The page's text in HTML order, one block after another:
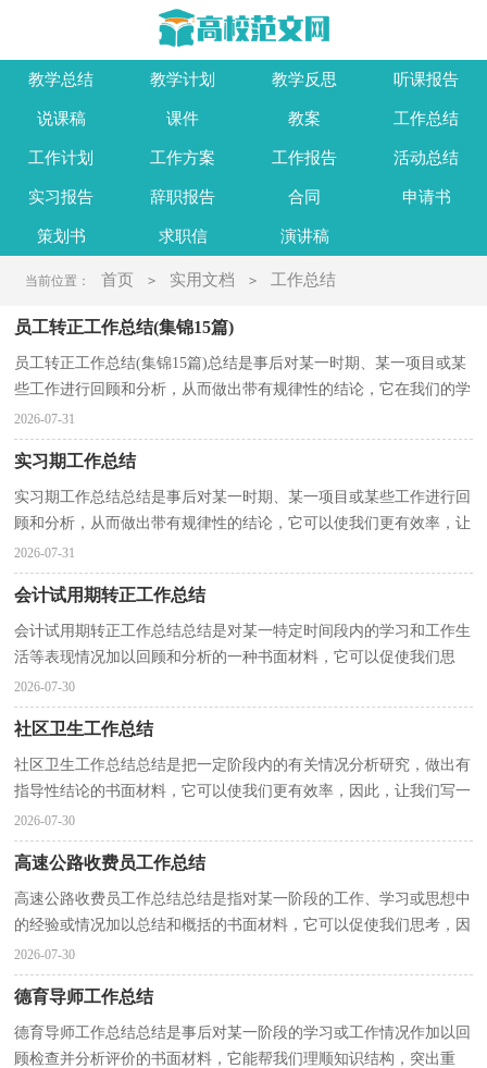
教学总结 教学计划 教学反思 听课报告
说课稿 课件 教案 工作总结
工作计划 工作方案 工作报告 活动总结
实习报告 辞职报告 合同 申请书
策划书 求职信 演讲稿
当前位置： 首页 > 实用文档 > 工作总结
员工转正工作总结(集锦15篇)
员工转正工作总结(集锦15篇)总结是事后对某一时期、某一项目或某
些工作进行回顾和分析，从而做出带有规律性的结论，它在我们的学
习、工作中起到呈上启下的作用，让我们一起认真地...
2026-07-31
实习期工作总结
实习期工作总结总结是事后对某一时期、某一项目或某些工作进行回
顾和分析，从而做出带有规律性的结论，它可以使我们更有效率，让
我们一起来学习写总结吧。如何把总结做到重点突出...
2026-07-31
会计试用期转正工作总结
会计试用期转正工作总结总结是对某一特定时间段内的学习和工作生
活等表现情况加以回顾和分析的一种书面材料，它可以促使我们思
考，不如静下心来好好写写总结吧。我们该怎么去写...
2026-07-30
社区卫生工作总结
社区卫生工作总结总结是把一定阶段内的有关情况分析研究，做出有
指导性结论的书面材料，它可以使我们更有效率，因此，让我们写一
份总结吧。你想知道总结怎么写吗？下面是小编为大家收...
2026-07-30
高速公路收费员工作总结
高速公路收费员工作总结总结是指对某一阶段的工作、学习或思想中
的经验或情况加以总结和概括的书面材料，它可以促使我们思考，因
此，让我们写一份总结吧。但是却发现不知道该写些...
2026-07-30
德育导师工作总结
德育导师工作总结总结是事后对某一阶段的学习或工作情况作加以回
顾检查并分析评价的书面材料，它能帮我们理顺知识结构，突出重